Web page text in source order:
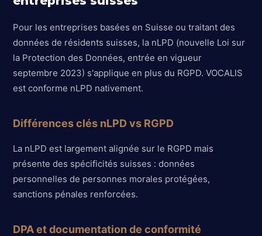
Pour les entreprises basées en Suisse ou traitant des
données de résidents suisses, la nLPD (nouvelle Loi sur
la Protection des Données, entrée en vigueur
septembre 2023) s'applique en plus du RGPD. VOCALIS
est conforme nLPD nativement.
Différences clés nLPD vs RGPD
La nLPD est largement alignée sur le RGPD mais
présente des spécificités suisses : données
personnelles de personnes morales protégées,
sanctions pénales renforcées.
DPA et documentation de conformité